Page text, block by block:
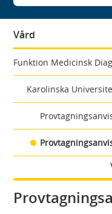
Vård
Funktion Medicinsk
Karolinska